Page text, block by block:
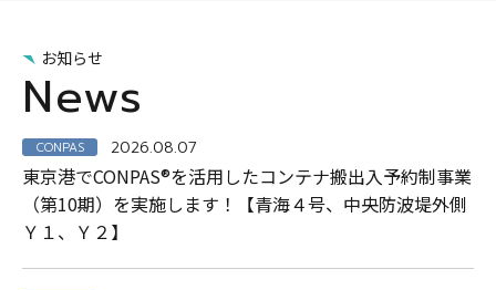
お知らせ
News
CONPAS 2026.08.07
東京港でCONPAS®を活用したコンテナ搬出入予約制事業
（第10期）を実施します！【青海４号、中央防波堤外側
Ｙ１、Ｙ２】